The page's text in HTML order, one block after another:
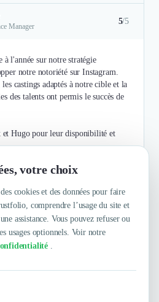
votre choix
cookies et des données pour faire
comprendre l’usage du site et
assistance. Vous pouvez refuser ou
usages optionnels. Voir notre
.
Manager
5/5
à l'année sur notre stratégie
notre notoriété sur Instagram.
castings adaptés à notre cible et la
des talents ont permis le succès de
et Hugo pour leur disponibilité et